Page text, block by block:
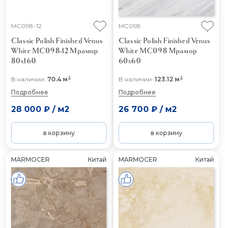
MC098-12
Classic Polish Finished Venus
White MC098-12 Мрамор
80x160
В наличии: 70.4 м2
Подробнее
28 000 ₽/ м2
в корзину
MC098
Classic Polish Finished Venus
White MC098 Мрамор
60x60
В наличии: 123.12 м2
Подробнее
26 700 ₽/ м2
в корзину
MARMOCER Китай MARMOCER Китай